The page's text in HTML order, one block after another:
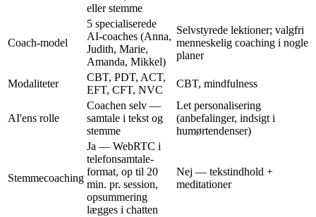
eller stemme
Coach-model
5 specialiserede
AI-coaches (Anna,
Judith, Marie,
Amanda, Mikkel)
Selvstyrede lektioner; valgfri
menneskelig coaching i nogle
planer
Modaliteter
CBT, PDT, ACT,
EFT, CFT, NVC
CBT, mindfulness
AI'ens rolle
Coachen selv —
samtale i tekst og
stemme
Let personalisering
(anbefalinger, indsigt i
humørtendenser)
Stemmecoaching
Ja — WebRTC i
telefonsamtale-
format, op til 20
min. pr. session,
opsummering
lægges i chatten
Nej — tekstindhold +
meditationer